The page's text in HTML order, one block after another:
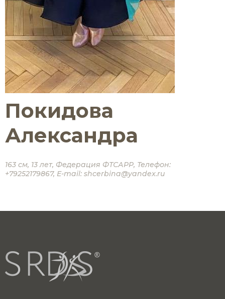
Покидова
Александра
163 см, 13 лет, Федерация ФТСАРР, Телефон:
+79252179867, E-mail: shcerbina@yandex.ru